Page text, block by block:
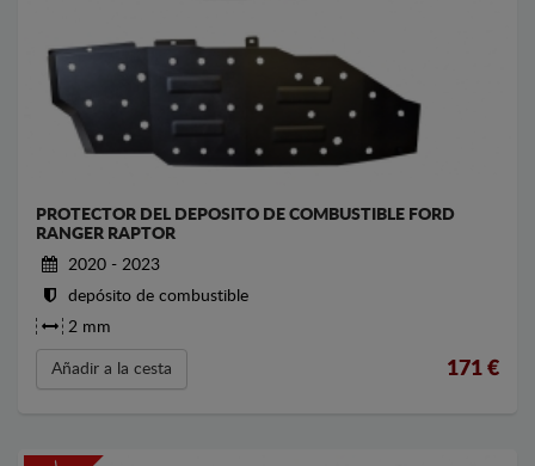
PROTECTOR DEL DEPOSITO DE COMBUSTIBLE FORD
RANGER RAPTOR
2020 - 2023
depósito de combustible
2 mm
Añadir a la cesta 171 €